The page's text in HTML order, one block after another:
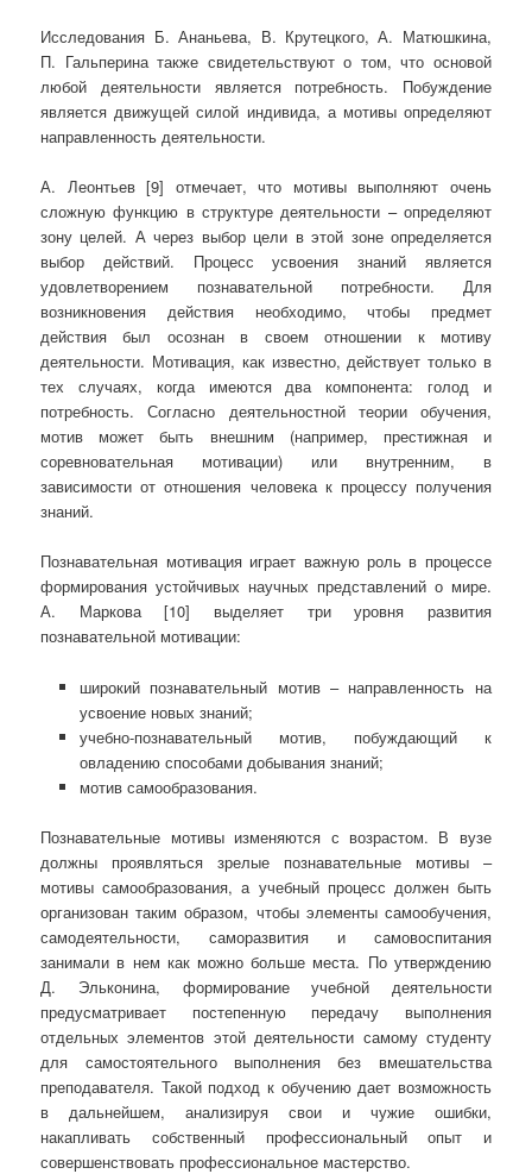
Исследования Б. Ананьева, В. Крутецкого, А. Матюшкина,
П. Гальперина также свидетельствуют о том, что основой
любой деятельности является потребность. Побуждение
является движущей силой индивида, а мотивы определяют
направленность деятельности.
А. Леонтьев [9] отмечает, что мотивы выполняют очень
сложную функцию в структуре деятельности – определяют
зону целей. А через выбор цели в этой зоне определяется
выбор действий. Процесс усвоения знаний является
удовлетворением познавательной потребности. Для
возникновения действия необходимо, чтобы предмет
действия был осознан в своем отношении к мотиву
деятельности. Мотивация, как известно, действует только в
тех случаях, когда имеются два компонента: голод и
потребность. Согласно деятельностной теории обучения,
мотив может быть внешним (например, престижная и
соревновательная мотивации) или внутренним, в
зависимости от отношения человека к процессу получения
знаний.
Познавательная мотивация играет важную роль в процессе
формирования устойчивых научных представлений о мире.
А. Маркова [10] выделяет три уровня развития
познавательной мотивации:
широкий познавательный мотив – направленность на
усвоение новых знаний;
учебно-познавательный мотив, побуждающий к
овладению способами добывания знаний;
мотив самообразования.
Познавательные мотивы изменяются с возрастом. В вузе
должны проявляться зрелые познавательные мотивы –
мотивы самообразования, а учебный процесс должен быть
организован таким образом, чтобы элементы самообучения,
самодеятельности, саморазвития и самовоспитания
занимали в нем как можно больше места. По утверждению
Д. Эльконина, формирование учебной деятельности
предусматривает постепенную передачу выполнения
отдельных элементов этой деятельности самому студенту
для самостоятельного выполнения без вмешательства
преподавателя. Такой подход к обучению дает возможность
в дальнейшем, анализируя свои и чужие ошибки,
накапливать собственный профессиональный опыт и
совершенствовать профессиональное мастерство.